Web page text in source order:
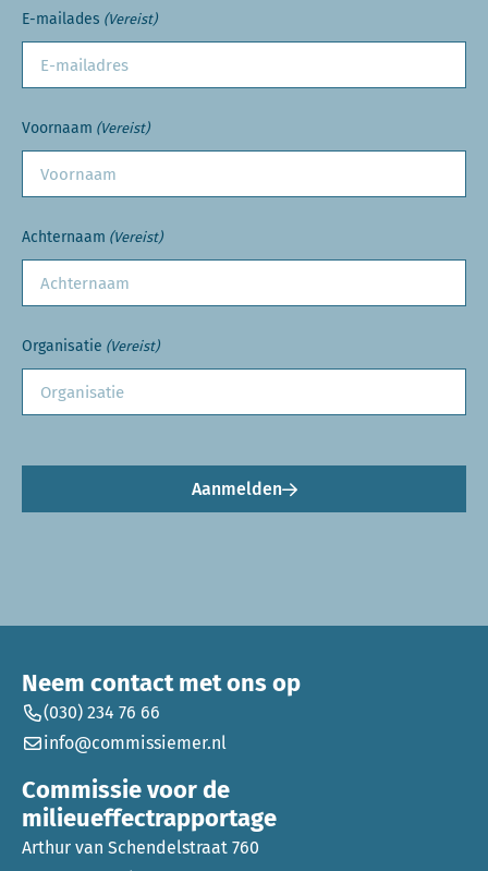
E-mailades (Vereist)
Voornaam (Vereist)
Achternaam (Vereist)
Organisatie (Vereist)
Aanmelden
Neem contact met ons op
(030) 234 76 66
info@commissiemer.nl
Commissie voor de
milieueffectrapportage
Arthur van Schendelstraat 760